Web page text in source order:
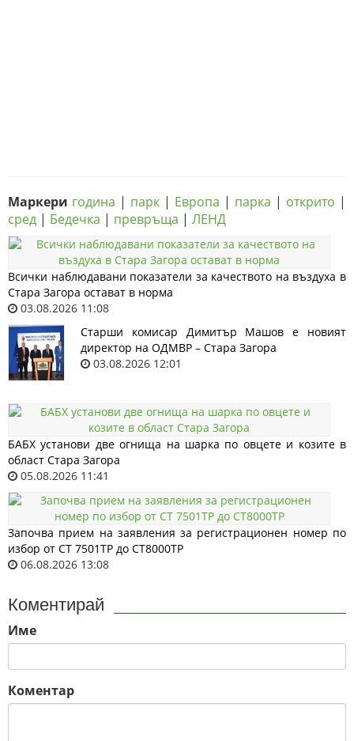
Маркери година | парк | Европа | парка | открито |
сред | Бедечка | превръща | ЛЕНД
Всички наблюдавани показатели за качеството на въздуха в
Стара Загора остават в норма
03.08.2026 11:08
Старши комисар Димитър Машов е новият
директор на ОДМВР – Стара Загора
03.08.2026 12:01
БАБХ установи две огнища на шарка по овцете и козите в
област Стара Загора
05.08.2026 11:41
Започва прием на заявления за регистрационен номер по
избор от СТ 7501ТР до СТ8000ТР
06.08.2026 13:08
Коментирай
Име
Коментар